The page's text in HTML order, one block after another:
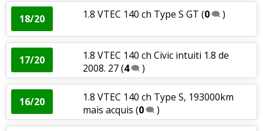
18/20 1.8 VTEC 140 ch Type S GT (0 )
17/20
1.8 VTEC 140 ch Civic intuiti 1.8 de
2008. 27(4 )
16/20
1.8 VTEC 140 ch Type S, 193000km
mais acquis (0 )